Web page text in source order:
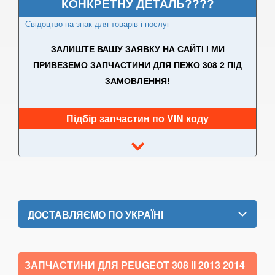
308 II
308 CC
508 SW RXH
1007 (KM)
2008
3008
КОНКРЕТНУ ДЕТАЛЬ????
Свідоцтво на знак для товарів і послуг
ЗАЛИШТЕ ВАШУ ЗАЯВКУ НА САЙТІ І МИ
ПРИВЕЗЕМО ЗАПЧАСТИНИ ДЛЯ ПЕЖО 308 2 ПІД
ЗАМОВЛЕННЯ!
Підбір запчастин по VIN коду
ДОСТАВЛЯЄМО ПО УКРАЇНІ
ЗАПЧАСТИНИ ДЛЯ PEUGEOT 308 II2013 2014